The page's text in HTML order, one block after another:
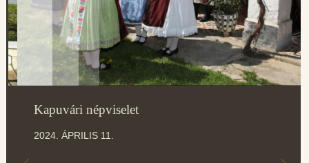
Kapuvári népviselet
2024. ÁPRILIS 11.